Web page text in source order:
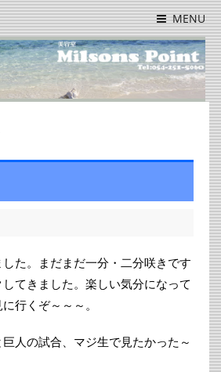
MENU
た。まだまだ一分・二分咲きです
てきました。楽しい気分になって
行くぞ～～～。
人の試合、マジ生で見たかった～